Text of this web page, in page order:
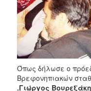
Όπως δήλωσε ο
Βρεφονηπιακών
.Γιώργος